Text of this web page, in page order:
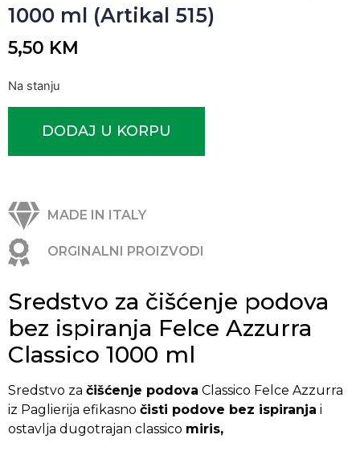
1000 ml (Artikal 515)
5,50 KM
Na stanju
DODAJ U KORPU
MADE IN ITALY
ORGINALNI PROIZVODI
Sredstvo za čišćenje podova
bez ispiranja Felce Azzurra
Classico 1000 ml
Sredstvo za čišćenje podova Classico Felce Azzurra
iz Paglierija efikasno čisti podove bez ispiranja i
ostavlja dugotrajan classico miris,